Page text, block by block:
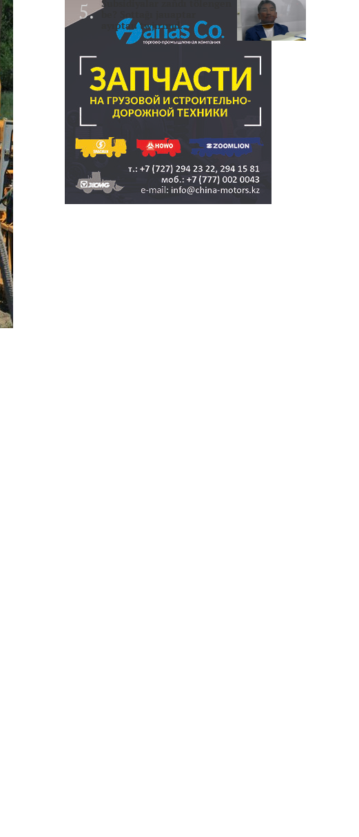
Subsidiyalar zañdı tölengen
ayıptau twjırımd..